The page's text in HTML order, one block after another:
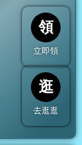
領
立即領
逛
去逛逛